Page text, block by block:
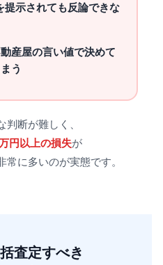
提示されても反論できな
産屋の言い値で決めて
う
判断が難しく、
円以上の損失が
に多いのが実態です。
査定すべき